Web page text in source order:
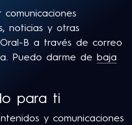
noticias y otras
B a través de correo
Puedo darme de baja
para ti
y comunicaciones